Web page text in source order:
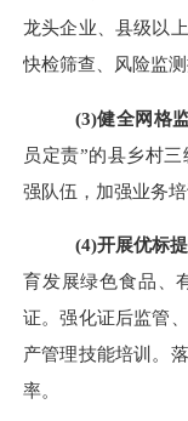
龙头企业、县级以
快检筛查、风险监
(3)健全网格
员定责”的县乡村
强队伍，加强业务
(4)开展优标提
育发展绿色食品、
证。强化证后监管
产管理技能培训。
率。